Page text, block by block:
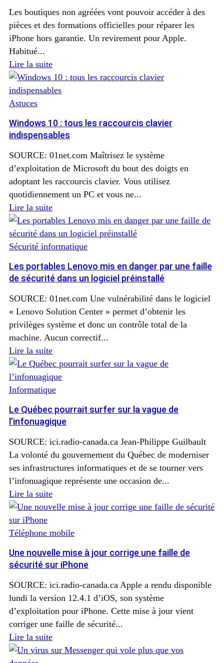
Les boutiques non agréées vont pouvoir accéder à des
pièces et des formations officielles pour réparer les
iPhone hors garantie. Un revirement pour Apple.
Habitué...
Lire la suite
Astuces
Windows 10 : tous les raccourcis clavier
indispensables
SOURCE: 01net.com Maîtrisez le système
d’exploitation de Microsoft du bout des doigts en
adoptant les raccourcis clavier. Vous utilisez
quotidiennement un PC et vous ne...
Lire la suite
Sécurité informatique
Les portables Lenovo mis en danger par une faille
de sécurité dans un logiciel préinstallé
SOURCE: 01net.com Une vulnérabilité dans le logiciel
« Lenovo Solution Center » permet d’obtenir les
privilèges système et donc un contrôle total de la
machine. Aucun correctif...
Lire la suite
Informatique
Le Québec pourrait surfer sur la vague de
l’infonuagique
SOURCE: ici.radio-canada.ca Jean-Philippe Guilbault
La volonté du gouvernement du Québec de moderniser
ses infrastructures informatiques et de se tourner vers
l’infonuagique représente une occasion de...
Lire la suite
Téléphone mobile
Une nouvelle mise à jour corrige une faille de
sécurité sur iPhone
SOURCE: ici.radio-canada.ca Apple a rendu disponible
lundi la version 12.4.1 d’iOS, son système
d’exploitation pour iPhone. Cette mise à jour vient
corriger une faille de sécurité...
Lire la suite